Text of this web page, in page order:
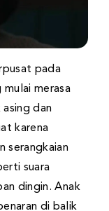
pada
mulai merasa
dan
karena
serangkaian
suara
dingin. Anak
di balik